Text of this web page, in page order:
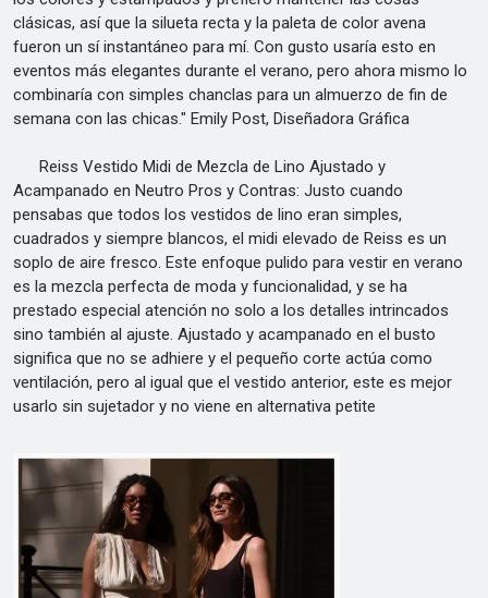
clásicas, así que la silueta recta y la paleta de color avena
fueron un sí instantáneo para mí. Con gusto usaría esto en
eventos más elegantes durante el verano, pero ahora mismo lo
combinaría con simples chanclas para un almuerzo de fin de
semana con las chicas." Emily Post, Diseñadora Gráfica
Reiss Vestido Midi de Mezcla de Lino Ajustado y
Acampanado en Neutro Pros y Contras: Justo cuando
pensabas que todos los vestidos de lino eran simples,
cuadrados y siempre blancos, el midi elevado de Reiss es un
soplo de aire fresco. Este enfoque pulido para vestir en verano
es la mezcla perfecta de moda y funcionalidad, y se ha
prestado especial atención no solo a los detalles intrincados
sino también al ajuste. Ajustado y acampanado en el busto
significa que no se adhiere y el pequeño corte actúa como
ventilación, pero al igual que el vestido anterior, este es mejor
usarlo sin sujetador y no viene en alternativa petite